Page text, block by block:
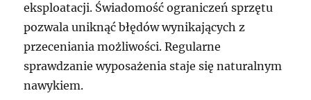
eksploatacji. Świadomość ograniczeń sprzętu
pozwala uniknąć błędów wynikających z
przeceniania możliwości. Regularne
sprawdzanie wyposażenia staje się naturalnym
nawykiem.